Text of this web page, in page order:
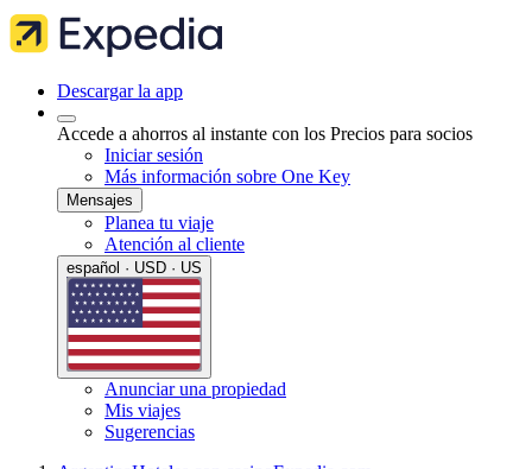
Descargar la app
Accede a ahorros al instante con los Precios para socios
Iniciar sesión
Más información sobre One Key
Mensajes
Planea tu viaje
Atención al cliente
español · USD · US
Anunciar una propiedad
Mis viajes
Sugerencias